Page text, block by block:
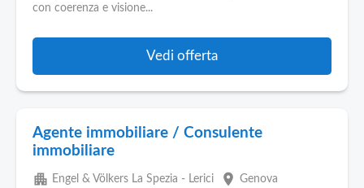
con coerenza e visione...
Vedi offerta
Agente immobiliare / Consulente
immobiliare
apartment Engel & Völkers La Spezia - Lerici place Genova